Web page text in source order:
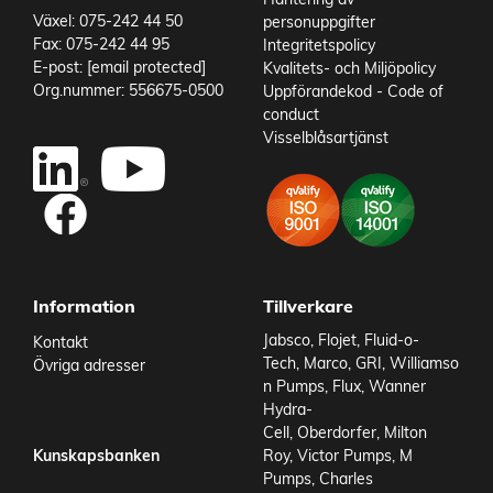
ROT24CP282223S
art Bottenplatta
G10-100-STD
art Motor 3-fas
100-6-150-B3-1
art Montage
MONTAGE-816
Add as new cart row
Växel: 075-242 44 50
Fax: 075-242 44 95
E-post: [email protected]
Org.nummer: 556675-0500
personuppgifter
Integritetspolicy
Kvalitets- och Miljöpolicy
Uppförandekod - Code of
conduct
Visselblåsartjänst
Information
Kontakt
Övriga adresser
Kunskapsbanken
Tillverkare
Jabsco, Flojet, Fluid-o-
Tech, Marco, GRI, Williamso
n Pumps, Flux, Wanner
Hydra-
Cell, Oberdorfer, Milton
Roy, Victor Pumps, M
Pumps, Charles